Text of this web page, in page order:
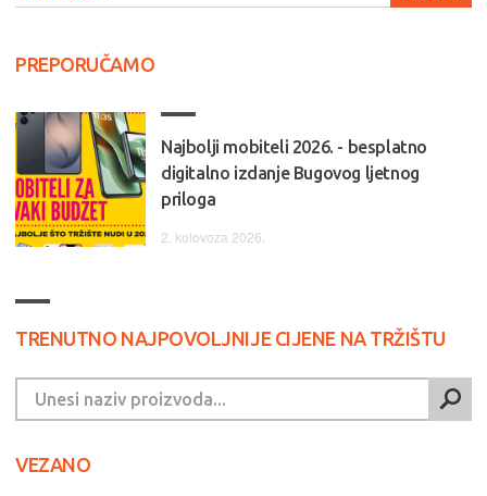
PREPORUČAMO
Najbolji mobiteli 2026. - besplatno
digitalno izdanje Bugovog ljetnog
priloga
2. kolovoza 2026.
TRENUTNO NAJPOVOLJNIJE CIJENE NA TRŽIŠTU
VEZANO